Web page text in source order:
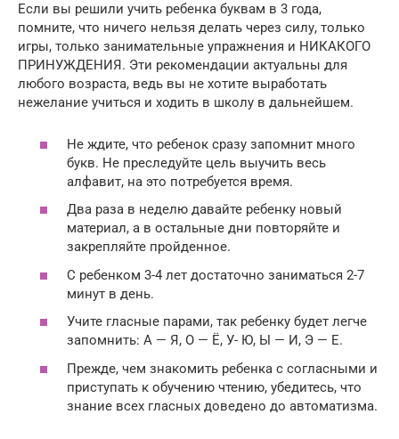
Если вы решили учить ребенка буквам в 3 года,
помните, что ничего нельзя делать через силу, только
игры, только занимательные упражнения и НИКАКОГО
ПРИНУЖДЕНИЯ. Эти рекомендации актуальны для
любого возраста, ведь вы не хотите выработать
нежелание учиться и ходить в школу в дальнейшем.
Не ждите, что ребенок сразу запомнит много
букв. Не преследуйте цель выучить весь
алфавит, на это потребуется время.
Два раза в неделю давайте ребенку новый
материал, а в остальные дни повторяйте и
закрепляйте пройденное.
С ребенком 3-4 лет достаточно заниматься 2-7
минут в день.
Учите гласные парами, так ребенку будет легче
запомнить: А — Я, О — Ё, У- Ю, Ы — И, Э — Е.
Прежде, чем знакомить ребенка с согласными и
приступать к обучению чтению, убедитесь, что
знание всех гласных доведено до автоматизма.